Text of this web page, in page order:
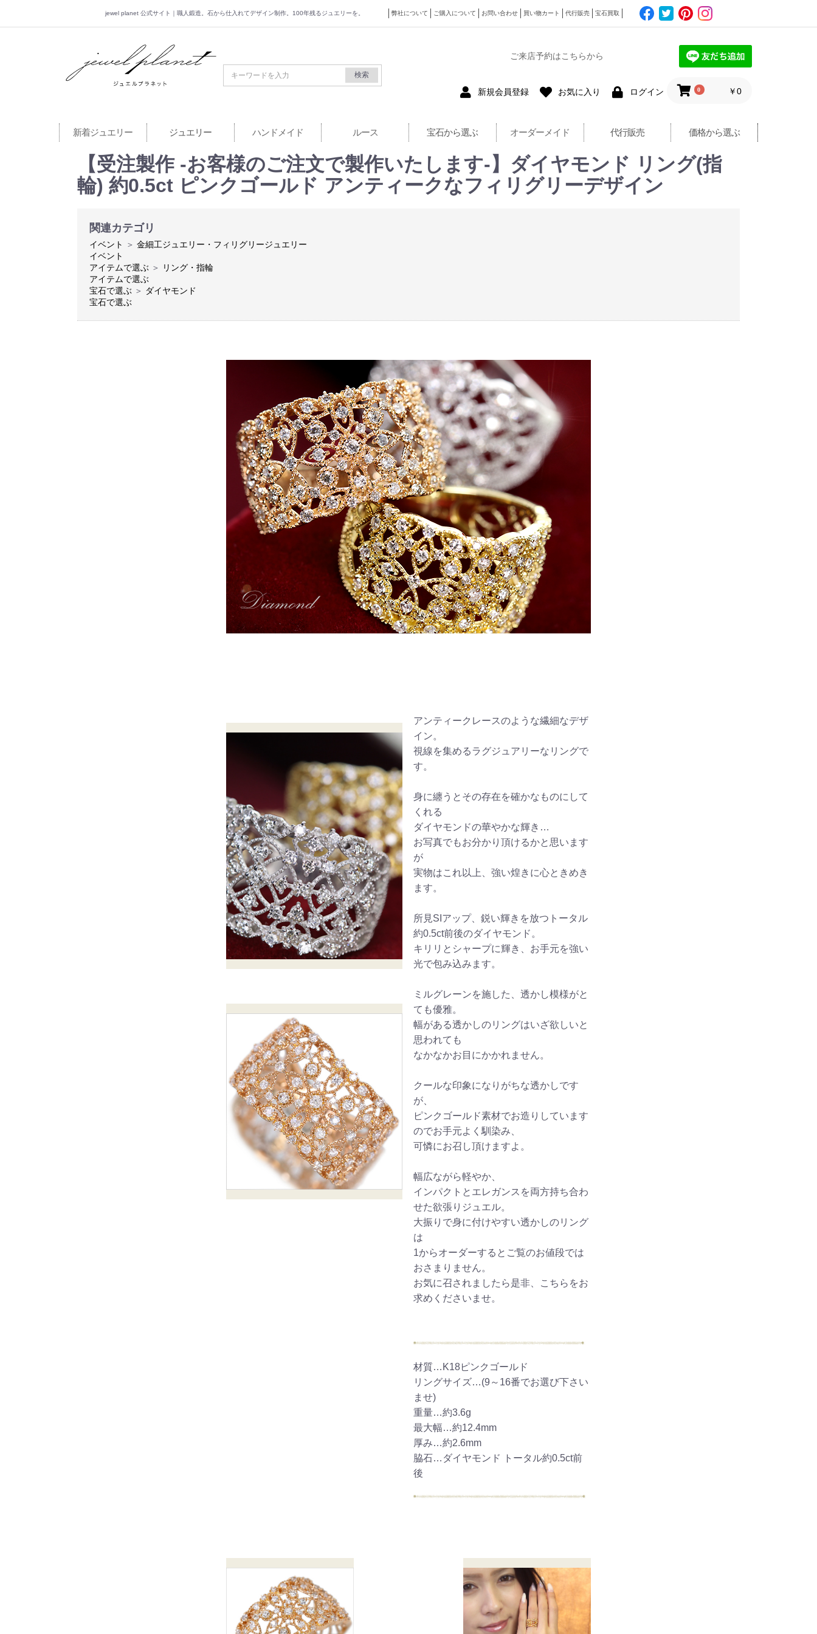
jewel planet 公式サイト｜職人鍛造。石から仕入れてデザイン制作。100年残るジュエリーを。 弊社について ご購入について お問い合わせ 買い物カート 代行販売 宝石買取
jewel planet 公式サイト
検索
ご来店予約はこちらから
新規会員登録 お気に入り ログイン 0 ￥0
新着ジュエリー ジュエリー ハンドメイド ルース 宝石から選ぶ オーダーメイド 代行販売 価格から選ぶ
【受注製作 -お客様のご注文で製作いたします-】ダイヤモンド リング(指
輪) 約0.5ct ピンクゴールド アンティークなフィリグリーデザイン
関連カテゴリ
イベント ＞ 金細工ジュエリー・フィリグリージュエリー
イベント
アイテムで選ぶ ＞
リング・指輪
アイテムで選ぶ
宝石で選ぶ ＞ ダイヤモンド
宝石で選ぶ
アンティークレースのような繊細なデザ
イン。
視線を集めるラグジュアリーなリングで
す。
身に纏うとその存在を確かなものにして
くれる
ダイヤモンドの華やかな輝き…
お写真でもお分かり頂けるかと思います
が
実物はこれ以上、強い煌きに心ときめき
ます。
所見SIアップ、鋭い輝きを放つトータル
約0.5ct前後のダイヤモンド。
キリリとシャープに輝き、お手元を強い
光で包み込みます。
ミルグレーンを施した、透かし模様がと
ても優雅。
幅がある透かしのリングはいざ欲しいと
思われても
なかなかお目にかかれません。
クールな印象になりがちな透かしです
が、
ピンクゴールド素材でお造りしています
のでお手元よく馴染み、
可憐にお召し頂けますよ。
幅広ながら軽やか、
インパクトとエレガンスを両方持ち合わ
せた欲張りジュエル。
大振りで身に付けやすい透かしのリング
は
1からオーダーするとご覧のお値段では
おさまりません。
お気に召されましたら是非、こちらをお
求めくださいませ。
材質…K18ピンクゴールド
リングサイズ…(9～16番でお選び下さい
ませ)
重量…約3.6g
最大幅…約12.4mm
厚み…約2.6mm
脇石…ダイヤモンド トータル約0.5ct前
後
カートを見る お買い物を続ける